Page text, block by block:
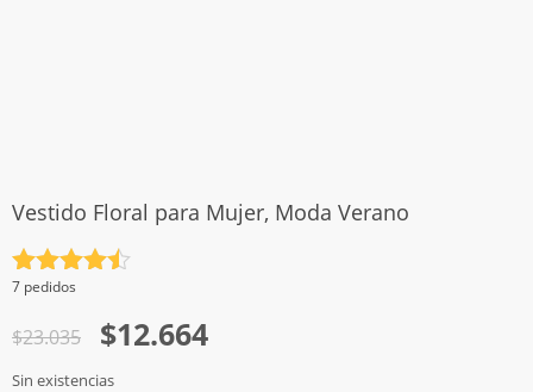
Vestido Floral para Mujer, Moda Verano
Valorado
con
de 5
7 pedidos
$23.035
El
precio
$12.664
El
precio
Sin existencias